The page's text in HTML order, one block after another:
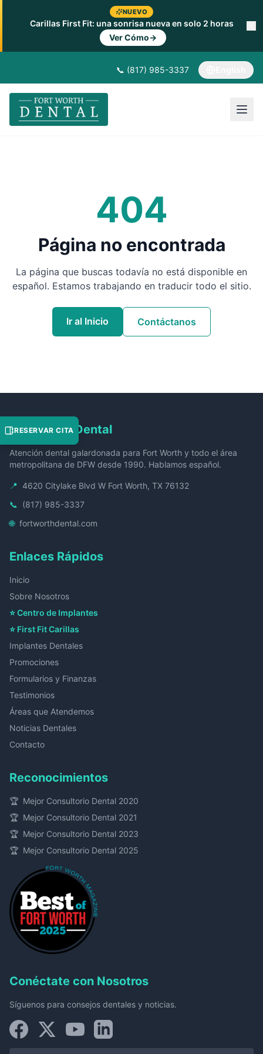
NUEVO
Carillas First Fit: una sonrisa nueva en solo 2 horas
Ver Cómo→
📞 (817) 985-3337
404
Página no encontrada
La página que buscas todavía no está disponible en
español. Estamos trabajando en traducir todo el sitio.
Ir al Inicio Contáctanos
Fort Worth Dental
Atención dental galardonada para Fort Worth y todo el área
metropolitana de DFW desde 1990. Hablamos español.
📍 4620 Citylake Blvd W Fort Worth, TX 76132
📞 (817) 985-3337
🌐 fortworthdental.com
Enlaces Rápidos
Inicio
Sobre Nosotros
⭐ Centro de Implantes
⭐ First Fit Carillas
Implantes Dentales
Promociones
Formularios y Finanzas
Testimonios
Áreas que Atendemos
Noticias Dentales
Contacto
Reconocimientos
🏆 Mejor Consultorio Dental 2020
🏆 Mejor Consultorio Dental 2021
🏆 Mejor Consultorio Dental 2023
🏆 Mejor Consultorio Dental 2025
Conéctate con Nosotros
Síguenos para consejos dentales y noticias.
RESERVAR CITA